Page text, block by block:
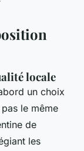
locale
un choix
pas le même
de
les